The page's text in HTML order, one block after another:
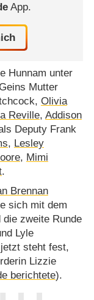
App.
Hunnam unter
Mutter
Olivia
Reville, Addison
Deputy Frank
, Lesley
, Mimi
.
Brennan
sich mit dem
die zweite Runde
Lyle
steht fest,
Lizzie
berichtete).